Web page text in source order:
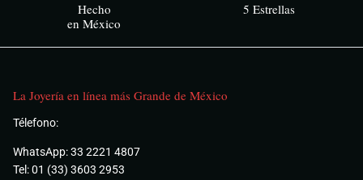
Hecho
en México
5 Estrellas
La Joyería en línea más Grande de México
Télefono:
WhatsApp: 33 2221 4807
Tel: 01 (33) 3603 2953